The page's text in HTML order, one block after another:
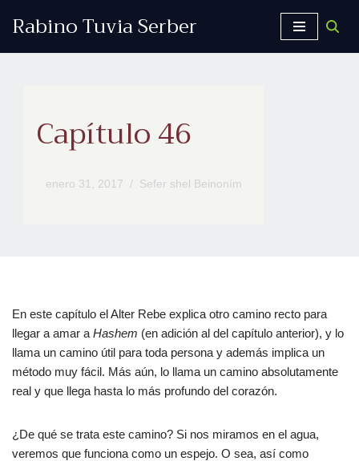
Rabino Tuvia Serber
Capítulo 46
enero 31, 2017 Sefer shel Beinoním
En este capítulo el Alter Rebe explica otro camino recto para
llegar a amar a Hashem (en adición al del capítulo anterior), y lo
llama un camino útil para toda persona y además implica un
método muy fácil. Más aún, lo llama un camino absolutamente
real y que llega hasta lo más profundo del corazón.
¿De qué se trata este camino? Si nos miramos en el agua,
veremos que funciona como un espejo. O sea, así como